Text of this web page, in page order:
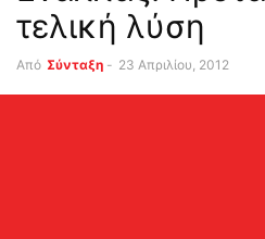
τελική λύση
Από Σύνταξη - 23 Απριλίου, 2012